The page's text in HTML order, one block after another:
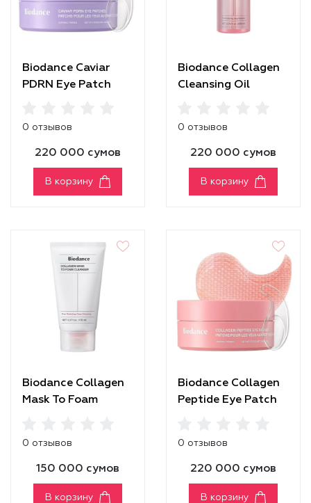
Biodance Caviar
PDRN Eye Patch
0 отзывов
220 000 сумов
В корзину
Biodance Collagen
Cleansing Oil
0 отзывов
220 000 сумов
В корзину
Biodance Collagen
Mask To Foam
0 отзывов
150 000 сумов
В корзину
Biodance Collagen
Peptide Eye Patch
0 отзывов
220 000 сумов
В корзину